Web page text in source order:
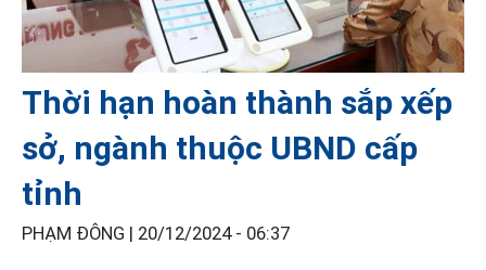
Thời hạn hoàn thành sắp xếp
sở, ngành thuộc UBND cấp
tỉnh
PHẠM ĐÔNG | 20/12/2024 - 06:37